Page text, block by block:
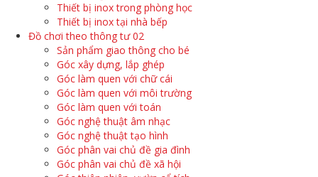
Thiết bị inox trong phòng học
Thiết bị inox tại nhà bếp
Đồ chơi theo thông tư 02
Sản phẩm giao thông cho bé
Góc xây dựng, lắp ghép
Góc làm quen với chữ cái
Góc làm quen với môi trường
Góc làm quen với toán
Góc nghệ thuật âm nhạc
Góc nghệ thuật tạo hình
Góc phân vai chủ đề gia đình
Góc phân vai chủ đề xã hội